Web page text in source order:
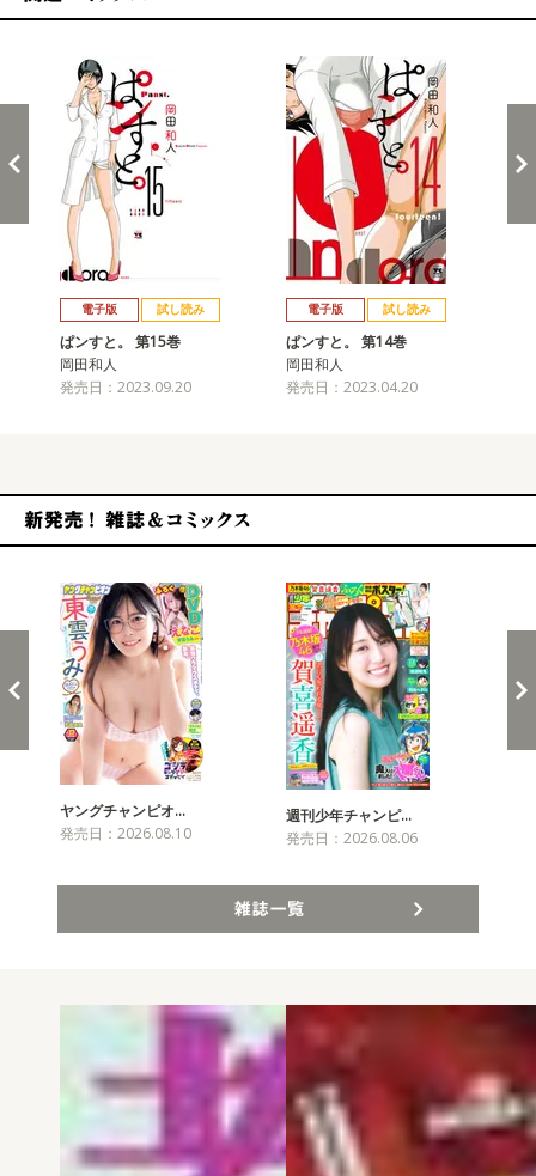
電子版 試し読み
ぱンすと。 第15巻
岡田和人
発売日：2023.09.20
電子版 試し読み
ぱンすと。 第14巻
岡田和人
発売日：2023.04.20
ヤングチャンピオ…
発売日：2026.08.10
週刊少年チャンピ…
発売日：2026.08.06